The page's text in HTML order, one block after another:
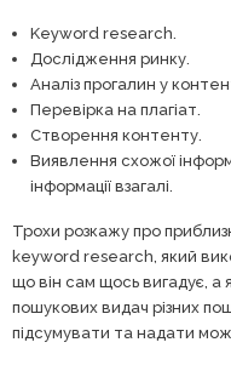
Keyword research.
Дослідження ринку.
Аналіз прогалин у
Перевірка на плагіат.
Створення контенту.
Виявлення схожої
інформації взагалі.
Трохи розкажу про
keyword research, який
що він сам щось вигадує, а
пошукових видач різних
підсумувати та надати